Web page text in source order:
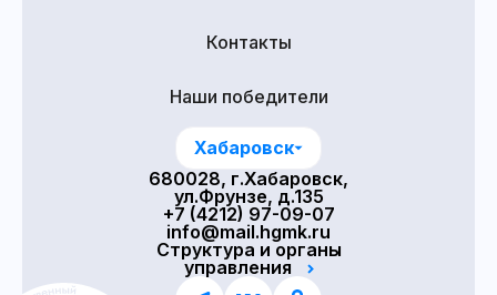
Контакты
Наши победители
Хабаровск
680028, г.Хабаровск,
ул.Фрунзе, д.135
+7 (4212) 97-09-07
info@mail.hgmk.ru
Структура и органы
управления